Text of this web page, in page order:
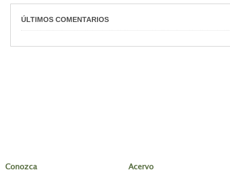
ÚLTIMOS COMENTARIOS
Conozca Acervo